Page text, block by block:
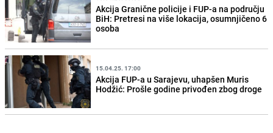
Akcija Granične policije i FUP-a na području
BiH: Pretresi na više lokacija, osumnjičeno 6
osoba
15.04.25. 17:00
Akcija FUP-a u Sarajevu, uhapšen Muris
Hodžić: Prošle godine privođen zbog droge